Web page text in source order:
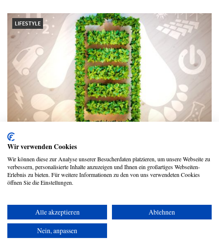
LIFESTYLE
So können wir unseren Einfluss auf die
Umwelt besser einschätzen
Tanja Korsten
Copyright © 2026 UmspannwerX Zukunft GmbH
Wir verwenden Cookies
Wir können diese zur Analyse unserer Besucherdaten platzieren, um unsere Webseite zu
verbessern, personalisierte Inhalte anzuzeigen und Ihnen ein großartiges Webseiten-
Erlebnis zu bieten. Für weitere Informationen zu den von uns verwendeten Cookies
öffnen Sie die Einstellungen.
Alle akzeptieren
Ablehnen
Nein, anpassen